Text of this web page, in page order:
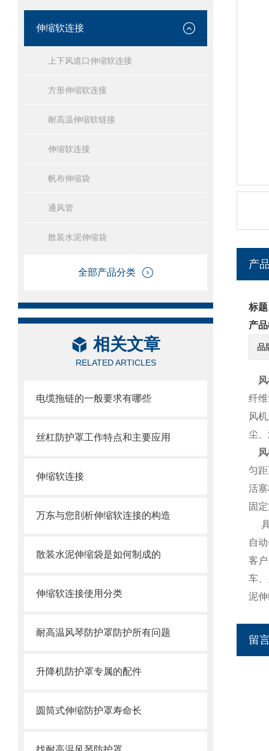
伸缩软连接
上下风道口伸缩软连接
方形伸缩软连接
耐高温伸缩软链接
伸缩软连接
帆布伸缩袋
通风管
散装水泥伸缩袋
全部产品分类
相关文章
RELATED ARTICLES
电缆拖链的一般要求有哪些
丝杠防护罩工作特点和主要应用
伸缩软连接
万东与您剖析伸缩软连接的构造
散装水泥伸缩袋是如何制成的
伸缩软连接使用分类
耐高温风琴防护罩防护所有问题
升降机防护罩专属的配件
圆筒式伸缩防护罩寿命长
产
标
产
品
风
纤
风
尘
风
匀
活
固
自
客
车
泥
留